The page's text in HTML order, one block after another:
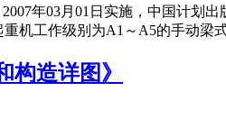
年03月01日实施，中国计划
机工作级别为A1～A5的手动
构造详图》